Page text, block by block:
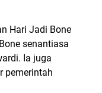
Hari Jadi Bone
senantiasa
Ia juga
pemerintah